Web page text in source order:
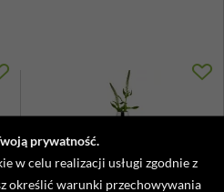
prywatność.
w celu realizacji usługi zgodnie z
określić warunki przechowywania